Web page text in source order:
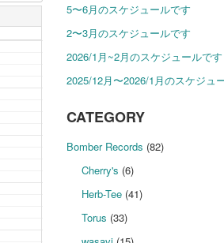
5〜6月のスケジュールです
2〜3月のスケジュールです
2026/1月~2月のスケジュールです
2025/12月〜2026/1月のスケジュ
CATEGORY
Bomber Records (82)
Cherry's (6)
Herb-Tee (41)
Torus (33)